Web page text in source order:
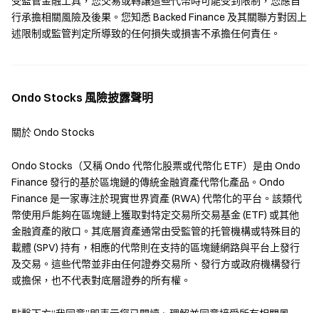
首創現貨 + 合約一站式體驗
股票代幣
交易時間
是否可分割
支持碎片化股票交易
交易門檻
低門檻，無需證券帳戶，可以使用穩定幣 USDT
交易
是否可上鏈
去中心化，支持鏈上轉移
行承擔相關風險及後果。您知悉 Backed Finance 及其關聯方對因上
述限制或監管判定所導致的任何損失或損害不承擔任何責任。
Ondo Stocks 風險披露聲明
關於 Ondo Stocks
Ondo Stocks（又稱 Ondo 代幣化股票或代幣化 ETF）是由 Ondo
Finance 發行的基於區塊鏈的傳統金融資產代幣化產品。Ondo
Finance 是一家專注於現實世界資產 (RWA) 代幣化的平台。該類代
幣使用戶能夠在區塊鏈上獲取對特定交易所交易基金 (ETF) 或其他
金融資產的敞口。其底層資產通常由受監管的托管機構或特殊目的
載體 (SPV) 持有，相應的代幣則在支持的區塊鏈網路與平台上發行
及交易。這些代幣並非由任何證券交易所、發行方或政府機構發行
或擔保，也不代表對底層證券的所有權。